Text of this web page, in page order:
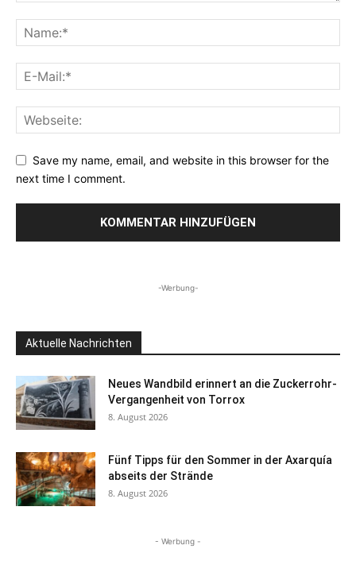
Save my name, email, and website in this browser for the
next time I comment.
-Werbung-
Aktuelle Nachrichten
Neues Wandbild erinnert an die Zuckerrohr-
Vergangenheit von Torrox
8. August 2026
Fünf Tipps für den Sommer in der Axarquía
abseits der Strände
8. August 2026
- Werbung -